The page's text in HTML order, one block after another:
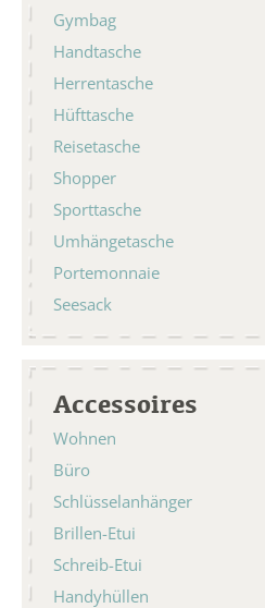
Gymbag
Handtasche
Herrentasche
Hüfttasche
Reisetasche
Shopper
Sporttasche
Umhängetasche
Portemonnaie
Seesack
Accessoires
Wohnen
Büro
Schlüsselanhänger
Brillen-Etui
Schreib-Etui
Handyhüllen